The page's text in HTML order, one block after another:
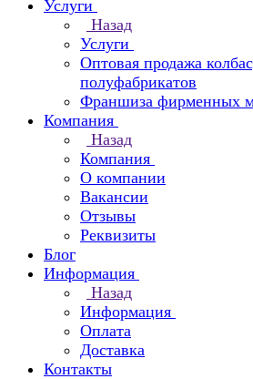
Услуги
Назад
Услуги
Оптовая продажа
полуфабрикатов
Франшиза фирменных
Компания
Назад
Компания
О компании
Вакансии
Отзывы
Реквизиты
Блог
Информация
Назад
Информация
Оплата
Доставка
Контакты